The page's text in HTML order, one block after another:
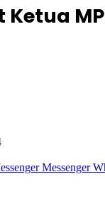
Messenger